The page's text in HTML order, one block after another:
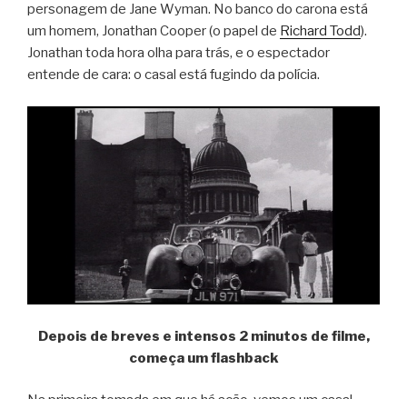
personagem de Jane Wyman. No banco do carona está
um homem, Jonathan Cooper (o papel de Richard Todd).
Jonathan toda hora olha para trás, e o espectador
entende de cara: o casal está fugindo da polícia.
Depois de breves e intensos 2 minutos de filme,
começa um flashback